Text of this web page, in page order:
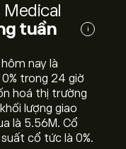
Medical
tuần
i
nay là
trong 24 giờ
hoá thị trường
lượng giao
là 5.56M. Cổ
cổ tức là 0%.